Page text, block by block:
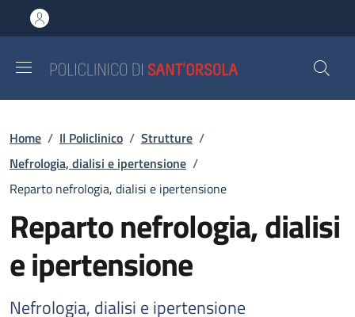
al contenuto principale
to footer content
Briciole di pane
Home / Il Policlinico / Strutture /
Nefrologia, dialisi e ipertensione /
Reparto nefrologia, dialisi e ipertensione
Reparto nefrologia, dialisi
e ipertensione
Nefrologia, dialisi e ipertensione